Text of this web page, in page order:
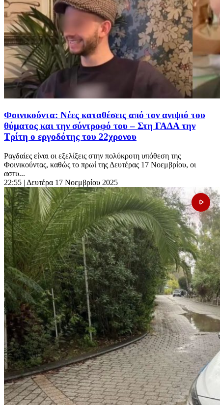
Φοινικούντα: Νέες καταθέσεις από τον ανιψιό του
θύματος και την σύντροφό του – Στη ΓΑΔΑ την
Τρίτη ο εργοδότης του 22χρονου
Ραγδαίες είναι οι εξελίξεις στην πολύκροτη υπόθεση της
Φοινικούντας, καθώς το πρωί της Δευτέρας 17 Νοεμβρίου, οι
αστυ...
22:55 | Δευτέρα 17 Νοεμβρίου 2025